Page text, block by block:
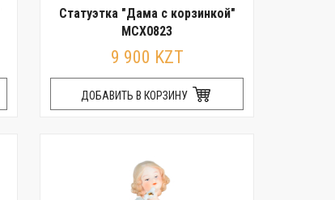
Статуэтка "Дама с корзинкой"
MCX0823
9 900 KZT
ДОБАВИТЬ В КОРЗИНУ